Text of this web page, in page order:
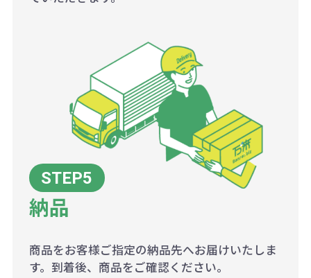
納品
商品をお客様ご指定の納品先へお届けいたしま
す。到着後、商品をご確認ください。